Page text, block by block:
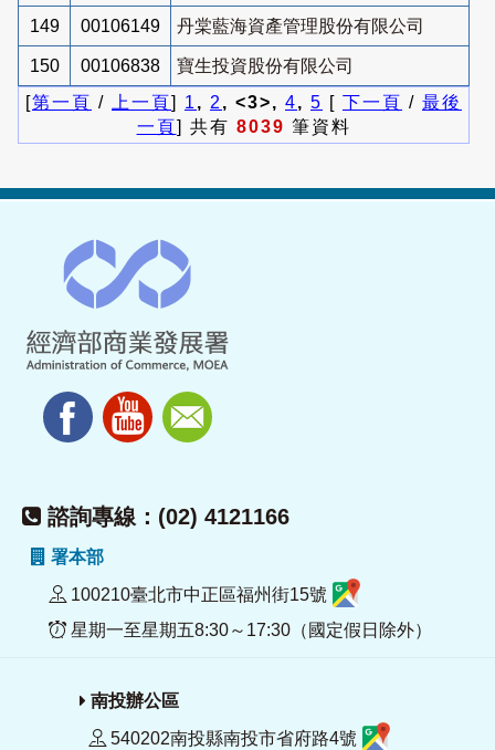
149 00106149 丹棠藍海資產管理股份有限公司
150 00106838
寶生投資股份有限公司
[第一頁 / 上一頁] 1 , 2 , <3>, 4, 5 [ 下一頁 / 最後
一頁] 共有 8039 筆資料
諮詢專線：(02) 4121166
署本部
100210臺北市中正區福州街15號
星期一至星期五8:30～17:30（國定假日除外）
南投辦公區
540202南投縣南投市省府路4號